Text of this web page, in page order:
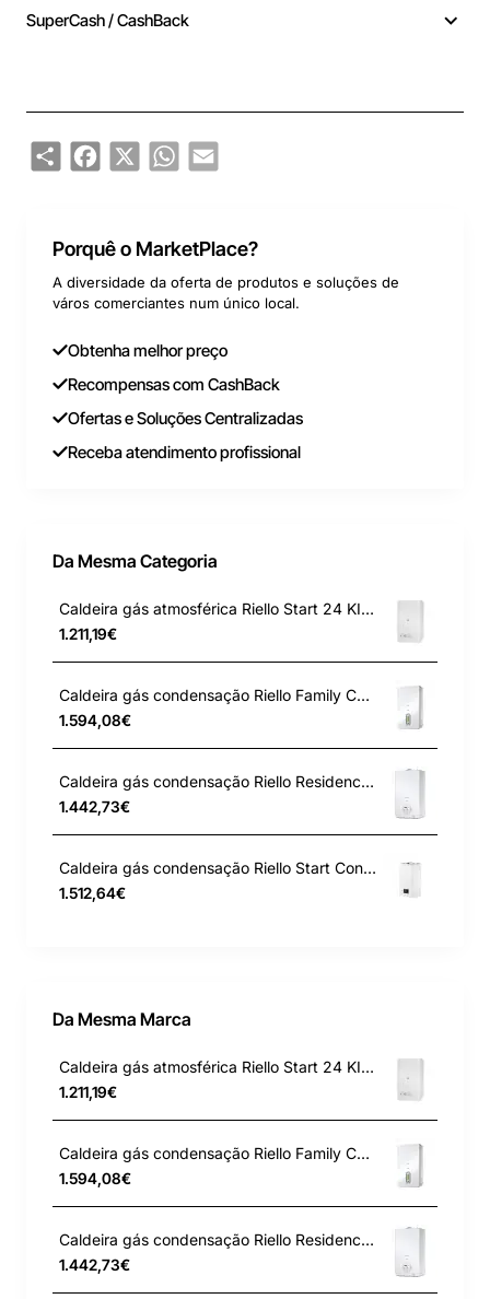
SuperCash / CashBack
ShareFacebook
X WhatsApp
Email
Porquê o MarketPlace?
A diversidade da oferta de produtos e soluções de
város comerciantes num único local.
Obtenha melhor preço
Recompensas com CashBack
Ofertas e Soluções Centralizadas
Receba atendimento profissional
Da Mesma Categoria
Caldeira gás atmosférica Riello Start 24 KI LN GN
1.211,19€
Caldeira gás condensação Riello Family Condens 16 IS GN
1.594,08€
Caldeira gás condensação Riello Residence Condens 20 IS GN
1.442,73€
Caldeira gás condensação Riello Start Condens 25 IS GN
1.512,64€
Da Mesma Marca
Caldeira gás atmosférica Riello Start 24 KI LN GN
1.211,19€
Caldeira gás condensação Riello Family Condens 16 IS GN
1.594,08€
Caldeira gás condensação Riello Residence Condens 20 IS GN
1.442,73€